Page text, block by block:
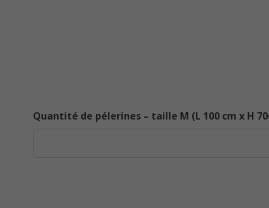
Quantité de pélerines – taille M (L 100 cm x H